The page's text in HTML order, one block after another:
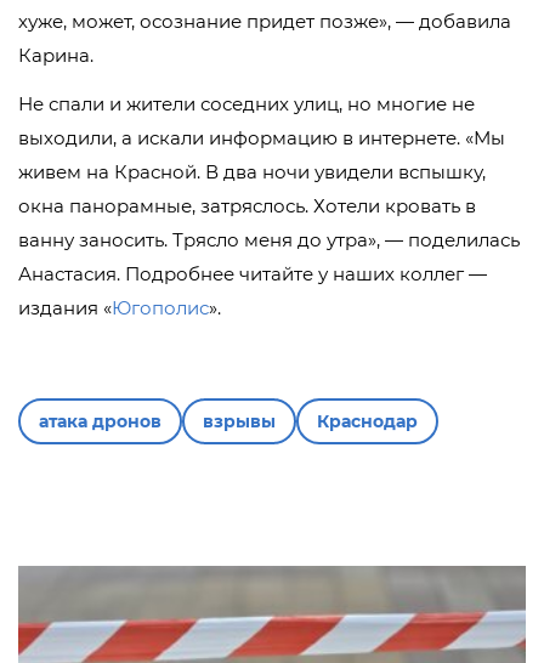
хуже, может, осознание придет позже», — добавила
Карина.
Не спали и жители соседних улиц, но многие не
выходили, а искали информацию в интернете. «Мы
живем на Красной. В два ночи увидели вспышку,
окна панорамные, затряслось. Хотели кровать в
ванну заносить. Трясло меня до утра», — поделилась
Анастасия. Подробнее читайте у наших коллег —
издания «Югополис».
атака дронов взрывы Краснодар